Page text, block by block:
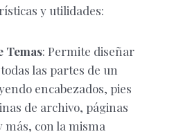
y utilidades:
Temas: Permite diseñar
las partes de un
encabezados, pies
de archivo, páginas
más, con la misma